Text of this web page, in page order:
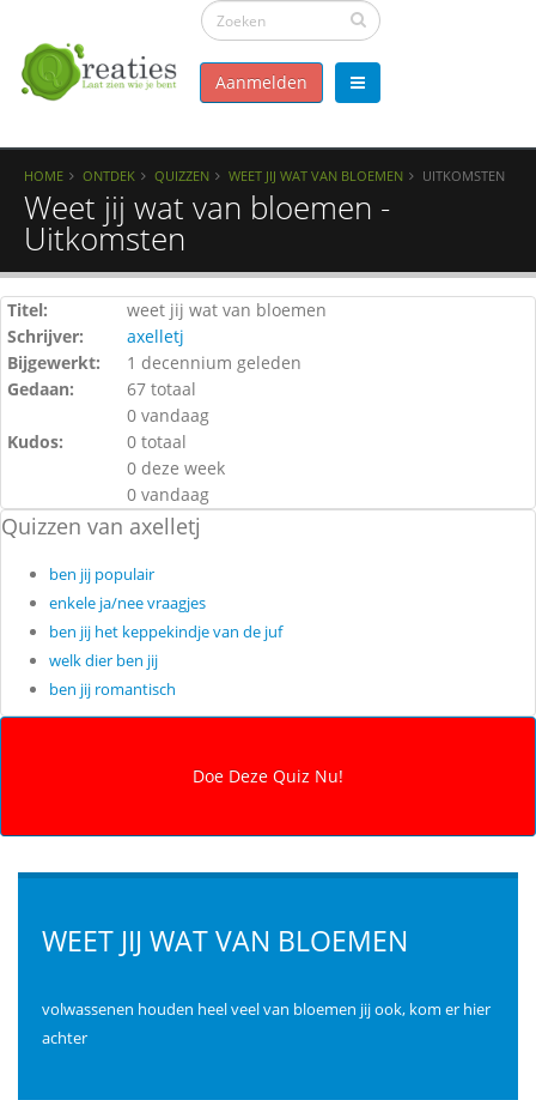
Aanmelden
HOME ONTDEK QUIZZEN WEET JIJ WAT VAN BLOEMEN UITKOMSTEN
Weet jij wat van bloemen -
Uitkomsten
Titel:
weet jij wat van bloemen
Schrijver:
axelletj
Bijgewerkt:
1 decennium geleden
Gedaan:
67 totaal
0 vandaag
Kudos:
0 totaal
0 deze week
0 vandaag
Quizzen van axelletj
ben jij populair
enkele ja/nee vraagjes
ben jij het keppekindje van de juf
welk dier ben jij
ben jij romantisch
WEET JIJ WAT VAN BLOEMEN
volwassenen houden heel veel van bloemen jij ook, kom er hier
achter